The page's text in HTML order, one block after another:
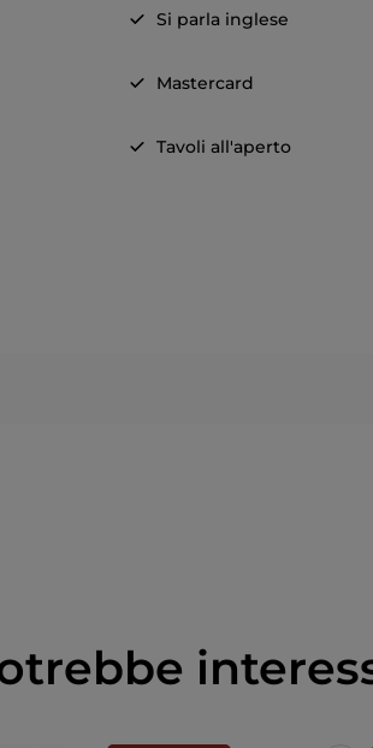
Si parla inglese
Mastercard
Tavoli all'aperto